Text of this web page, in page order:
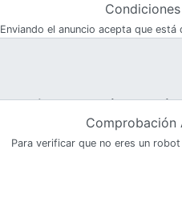
Enviando el anuncio acepta que
Comprobación
Para verificar que no eres un